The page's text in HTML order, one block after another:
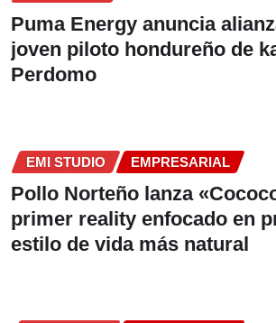
Puma Energy anuncia
joven piloto hondureño de
Perdomo
EMI STUDIO EMPRESARIAL
Pollo Norteño lanza
primer reality enfocado en
estilo de vida más natural